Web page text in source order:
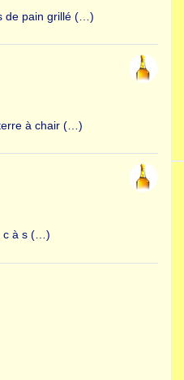
de pain grillé (…)
à chair (…)
c à s (…)